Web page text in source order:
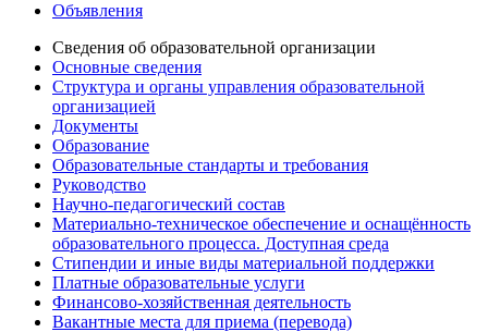
Объявления
Сведения об образовательной организации
Основные сведения
Структура и органы управления образовательной
организацией
Документы
Образование
Образовательные стандарты и требования
Руководство
Научно-педагогический состав
Материально-техническое обеспечение и оснащённость
образовательного процесса. Доступная среда
Стипендии и иные виды материальной поддержки
Платные образовательные услуги
Финансово-хозяйственная деятельность
Вакантные места для приема (перевода)